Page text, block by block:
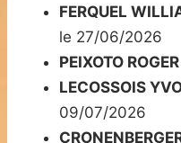
FERQUEL
le 27/06/2026
PEIXOTO ROGER
LECOSSOIS
09/07/2026